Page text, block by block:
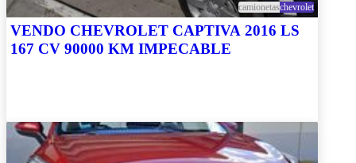
camionetaschevrolet
VENDO CHEVROLET CAPTIVA 2016 LS
167 CV 90000 KM IMPECABLE